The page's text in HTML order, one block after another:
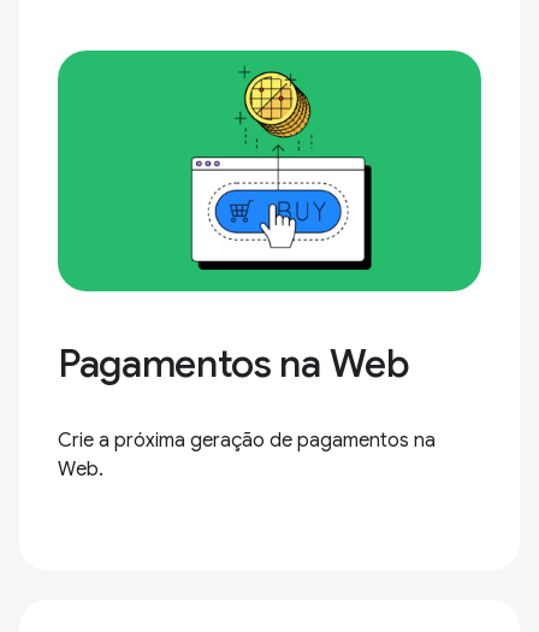
Pagamentos na Web
Crie a próxima geração de pagamentos na
Web.